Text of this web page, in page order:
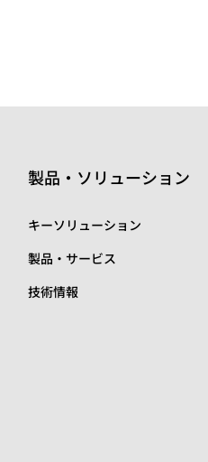
製品・ソリューション
キーソリューション
製品・サービス
技術情報